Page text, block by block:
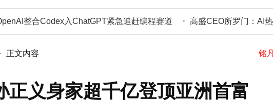
整合Codex入ChatGPT紧急追赶编程赛道 高盛CEO所罗门：AI热
正文内容
正义身家超千亿登顶亚洲首富